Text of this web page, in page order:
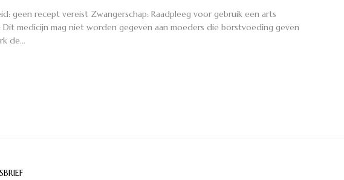
geen recept vereist Zwangerschap: Raadpleeg voor gebruik een arts
medicijn mag niet worden gegeven aan moeders die borstvoeding geven
de…